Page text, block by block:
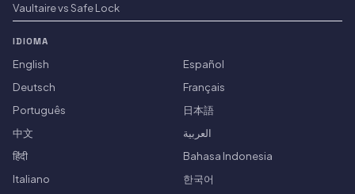
Vaultaire vs Safe Lock
IDIOMA
English
Español
Deutsch
Français
Português
日本語
中文
العربية
हिंदी
Bahasa Indonesia
Italiano
한국어